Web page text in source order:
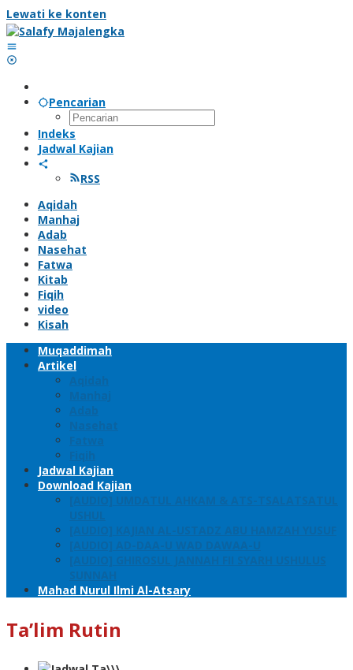
Lewati ke konten
Pencarian
Indeks
Jadwal Kajian
RSS
Aqidah
Manhaj
Adab
Nasehat
Fatwa
Kitab
Fiqih
video
Kisah
Muqaddimah
Artikel
Aqidah
Manhaj
Adab
Nasehat
Fatwa
Fiqih
Jadwal Kajian
Download Kajian
[AUDIO] UMDATUL AHKAM & ATS-TSALATSATUL
USHUL
[AUDIO] KAJIAN AL-USTADZ ABU HAMZAH YUSUF
[AUDIO] AD-DAA-U WAD DAWAA-U
[AUDIO] GHIROSUL JANNAH FII SYARH USHULUS
SUNNAH
Mahad Nurul Ilmi Al-Atsary
Ta’lim Rutin